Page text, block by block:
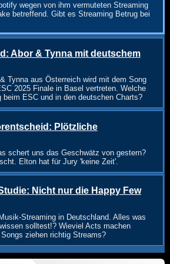
wegen von ihm vermuteten Streaming
betreffend. Gibt es Streaming Betrug bei
Abor & Tynna mit deutschem
Tynna aus Österreich wird mit dem Song
2025 Finale in Basel vertreten. Welche
beim ESC und in den deutschen Charts?
Plötzliche
schert uns das Geschwätz von gestern?
Elton hat für Jury 'keine Zeit'.
Nicht nur die Happy Few
Streaming in Deutschland. Alles was
solltest!? Wieviel Acts machen
ziehen richtig Streams?